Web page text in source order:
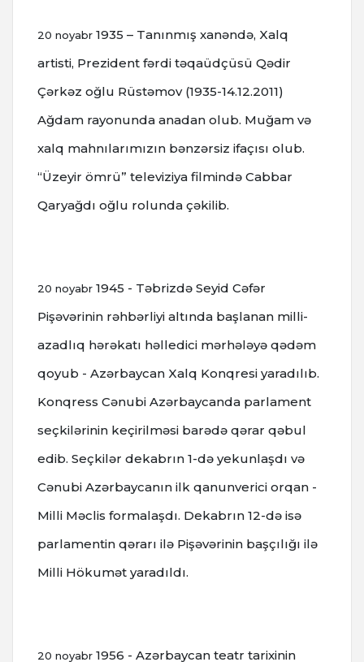
20 noyabr 1935 – Tanınmış xanəndə, Xalq
artisti, Prezident fərdi təqaüdçüsü Qədir
Çərkəz oğlu Rüstəmov (1935-14.12.2011)
Ağdam rayonunda anadan olub. Muğam və
xalq mahnılarımızın bənzərsiz ifaçısı olub.
“Üzeyir ömrü” televiziya filmində Cabbar
Qaryağdı oğlu rolunda çəkilib.
20 noyabr 1945 - Təbrizdə Seyid Cəfər
Pişəvərinin rəhbərliyi altında başlanan milli-
azadlıq hərəkatı həlledici mərhələyə qədəm
qoyub - Azərbaycan Xalq Konqresi yaradılıb.
Konqress Cənubi Azərbaycanda parlament
seçkilərinin keçirilməsi barədə qərar qəbul
edib. Seçkilər dekabrın 1-də yekunlaşdı və
Cənubi Azərbaycanın ilk qanunverici orqan -
Milli Məclis formalaşdı. Dekabrın 12-də isə
parlamentin qərarı ilə Pişəvərinin başçılığı ilə
Milli Hökumət yaradıldı.
20 noyabr 1956 - Azərbaycan teatr tarixinin